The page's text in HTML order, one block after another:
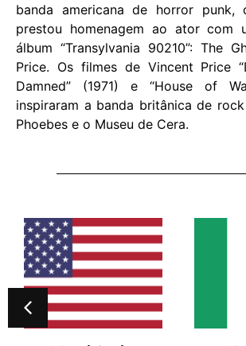
banda americana de horror punk,
prestou homenagem ao ator com
álbum “Transylvania 90210”: The
Price. Os filmes de Vincent Price
Damned” (1971) e “House of
inspiraram a banda britânica de
Phoebes e o Museu de Cera.